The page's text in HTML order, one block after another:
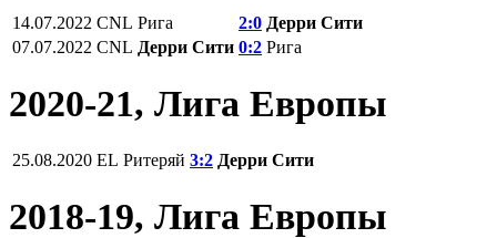
14.07.2022 CNL Рига 2:0 Дерри Сити
07.07.2022 CNL Дерри Сити 0:2 Рига
2020-21, Лига Европы
25.08.2020 EL Ритеряй 3:2 Дерри Сити
2018-19, Лига Европы